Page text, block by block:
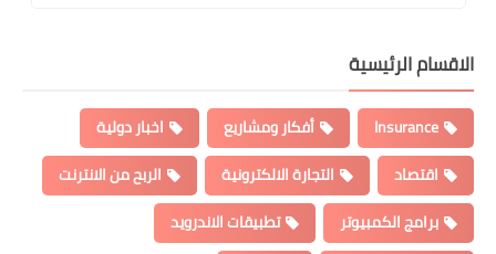
الاقسام الرئيسية
Insurance أفكار ومشاريع
اخبار دولية
اقتصاد
التجارة الالكترونية
الربح من الانترنت
برامج الكمبيوتر
تطبيقات الاندرويد